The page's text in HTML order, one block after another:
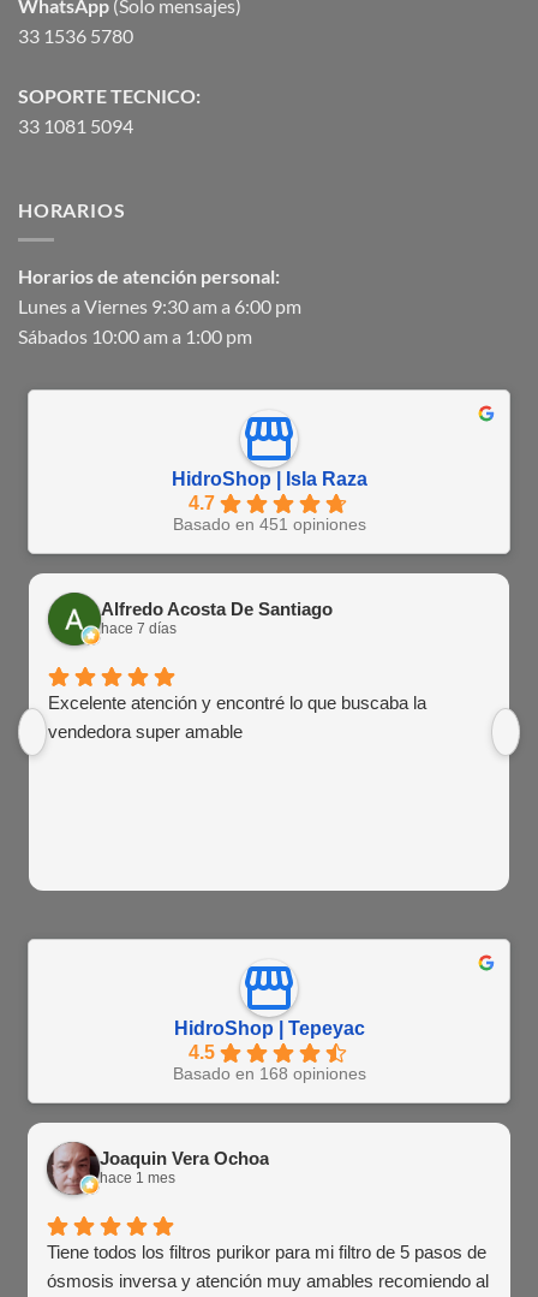
WhatsApp (Solo mensajes)
33 1536 5780
SOPORTE TECNICO:
33 1081 5094
HORARIOS
Horarios de atención personal:
Lunes a Viernes 9:30 am a 6:00 pm
Sábados 10:00 am a 1:00 pm
HidroShop | Isla Raza
4.7
Basado en 451 opiniones
Alfredo Acosta De Santiago
hace 7 días
Excelente atención y encontré lo que buscaba la
vendedora super amable
HidroShop | Tepeyac
4.5
Basado en 168 opiniones
Joaquin Vera Ochoa
hace 1 mes
Tiene todos los filtros purikor para mi filtro de 5 pasos de
ósmosis inversa y atención muy amables recomiendo al